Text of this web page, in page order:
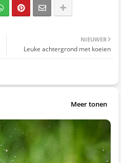
NIEUWER
Leuke achtergrond met koeien
Meer tonen